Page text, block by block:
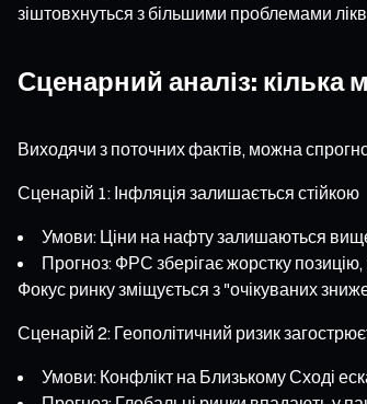
зіштовхнуться з більшими проблемами
Сценарний аналіз:
Виходячи з поточних фактів, можна
Сценарій 1: Інфляція залишається стійкою
Умови: Ціни на нафту залишаються
Прогноз: ФРС зберігає жорстку
Фокус ринку зміщується з "очікуваних
Сценарій 2: Геополітичний ризик
Умови: Конфлікт на Близькому Сході